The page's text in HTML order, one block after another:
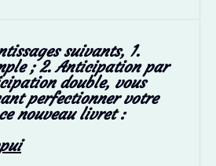
suivants, 1.
; 2. Anticipation par
double, vous
perfectionner votre
nouveau livret :